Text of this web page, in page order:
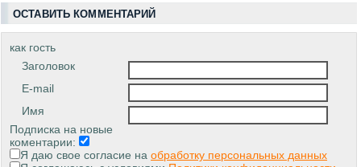
ОСТАВИТЬ КОММЕНТАРИЙ
как гость
Заголовок
E-mail
Имя
Подписка на новые
коментарии:
Я даю свое согласие на обработку персональных данных